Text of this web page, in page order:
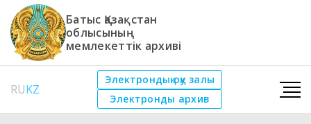
Батыс Қазақстан
облысының
мемлекеттік архиві
RUKZ
Электрондық оқу залы
Электронды архив